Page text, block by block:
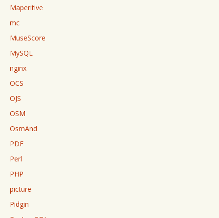
Maperitive
mc
MuseScore
MySQL
nginx
OCS
OJS
OSM
OsmAnd
PDF
Perl
PHP
picture
Pidgin